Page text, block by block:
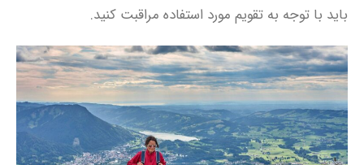
باید با توجه به تقویم مورد استفاده مراقبت کنید.